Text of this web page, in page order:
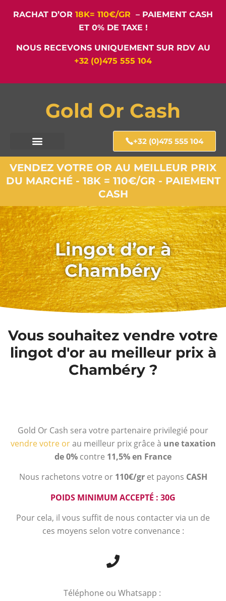
RACHAT D’OR 18K= 110€/GR – PAIEMENT CASH
ET 0% DE TAXE !
NOUS RECEVONS UNIQUEMENT SUR RDV AU
+32 (0)475 555 104
Gold Or Cash
+32 (0)475 555 104
VENDEZ VOTRE OR AU MEILLEUR PRIX
DU MARCHÉ - 18K = 110€/GR - PAIEMENT
CASH
Lingot d’or à
Chambéry
Vous souhaitez vendre votre
lingot d'or au meilleur prix à
Chambéry ?
Gold Or Cash sera votre partenaire privilegié pour
vendre votre orau meilleur prix grâce à une taxation
de 0% contre 11,5% en France
Nous rachetons votre or 110€/gr et payons CASH
POIDS MINIMUM ACCEPTÉ : 30G
Pour cela, il vous suffit de nous contacter via un de
ces moyens selon votre convenance :
Téléphone ou Whatsapp :